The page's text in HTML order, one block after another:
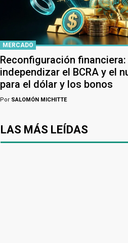
MERCADO
Reconfiguración financiera:
independizar el BCRA y el
para el dólar y los bonos
Por SALOMÓN MICHITTE
LAS MÁS LEÍDAS